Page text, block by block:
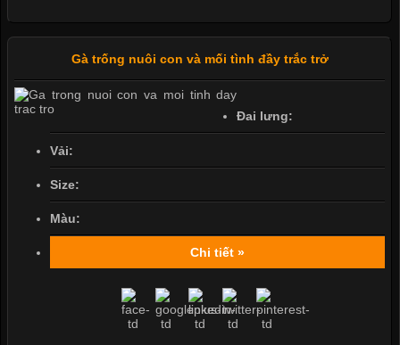
Gà trống nuôi con và mối tình đầy trắc trở
Đai lưng:
Vải:
Size:
Màu:
Chi tiết »